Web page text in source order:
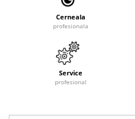
Cerneala
profesionala
Service
profesional